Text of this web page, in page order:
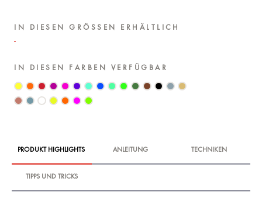
IN DIESEN GRÖSSEN ERHÄLTLICH
IN DIESEN FARBEN VERFÜGBAR
PRODUKT HIGHLIGHTS ANLEITUNG TECHNIKEN
TIPPS UND TRICKS